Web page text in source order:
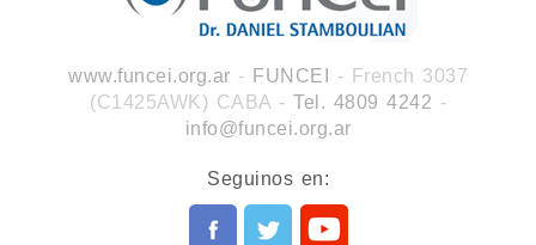
www.funcei.org.ar - FUNCEI
- French 3037
(C1425AWK) CABA - Tel. 4809 4242 -
info@funcei.org.ar
Seguinos en: